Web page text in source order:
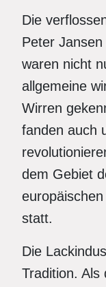
Die
Peter
waren nicht
allgemeine
Wirren
fanden auch
dem Gebiet
statt.
Die
Tradition. Als